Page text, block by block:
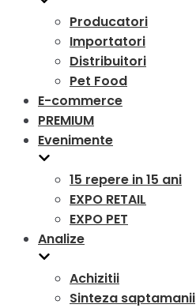
Producatori
Importatori
Distribuitori
Pet Food
E-commerce
PREMIUM
Evenimente
15 repere in 15 ani
EXPO RETAIL
EXPO PET
Analize
Achizitii
Sinteza saptamanii